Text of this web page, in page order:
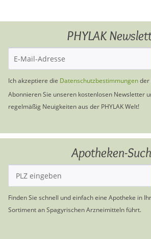
PHYLAK
Ich akzeptiere die Datenschutzbestimmungender
Abonnieren Sie unseren kostenlosen Newsletter
regelmäßig Neuigkeiten aus der PHYLAK Welt!
Apotheken-
Finden Sie schnell und einfach eine Apotheke in
Sortiment an Spagyrischen Arzneimitteln führt.